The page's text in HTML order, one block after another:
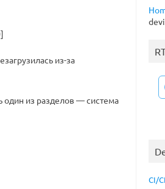
]
из-за
один из разделов — система
CI/